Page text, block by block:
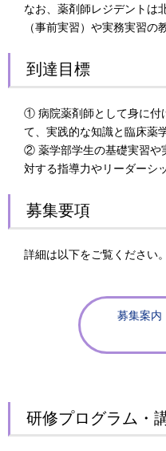
なお、薬剤師レジデントは
（事前実習）や実務実習の
到達目標
① 病院薬剤師として身に付
て、実践的な知識と臨床薬
② 薬学部学生の基礎実習や
対する指導力やリーダーシ
募集要項
詳細は以下をご覧ください。
募集案内
研修プログラム・